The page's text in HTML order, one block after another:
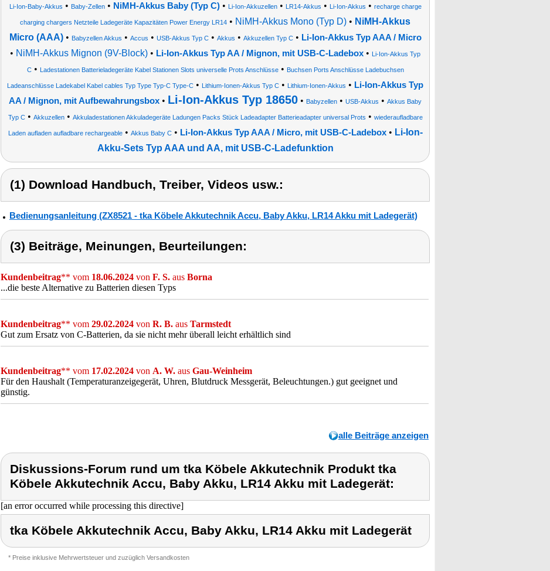
Li-Ion-Baby-Akkus • Baby-Zellen• NiMH-Akkus Baby (Typ C)• Li-Ion-Akkuzellen• LR14-Akkus • Li-Ion-Akkus • recharge charge
charging chargers Netzteile Ladegeräte Kapazitäten Power Energy LR14 • NiMH-Akkus Mono (Typ D) • NiMH-Akkus
Micro (AAA)• Babyzellen Akkus • Accus • USB-Akkus Typ C• Akkus • Akkuzellen Typ C• Li-Ion-Akkus Typ AAA / Micro
• NiMH-Akkus Mignon (9V-Block) • Li-Ion-Akkus Typ AA / Mignon, mit USB-C-Ladebox • Li-Ion-Akkus Typ
C• Ladestationen Batterieladegeräte Kabel Stationen Slots universelle Prots Anschlüsse• Buchsen Ports Anschlüsse Ladebuchsen
Ladeanschlüsse Ladekabel Kabel cables Typ Type Typ-C Type-C • Lithium-Ionen-Akkus Typ C • Lithium-Ionen-Akkus • Li-Ion-Akkus Typ
AA / Mignon, mit Aufbewahrungsbox • Li-Ion-Akkus Typ 18650 • Babyzellen • USB-Akkus • Akkus Baby
Typ C• Akkuzellen• Akkuladestationen Akkuladegeräte Ladungen Packs Stück Ladeadapter Batterieadapter universal Prots • wiederaufladbare
Laden aufladen aufladbare rechargeable• Akkus Baby C• Li-Ion-Akkus Typ AAA / Micro, mit USB-C-Ladebox• Li-Ion-
Akku-Sets Typ AAA und AA, mit USB-C-Ladefunktion
(1) Download Handbuch, Treiber, Videos usw.:
Bedienungsanleitung (ZX8521 - tka Köbele Akkutechnik Accu, Baby Akku, LR14 Akku mit Ladegerät)
(3) Beiträge, Meinungen, Beurteilungen:
Kundenbeitrag** vom 18.06.2024 von F. S. aus Borna
...die beste Alternative zu Batterien diesen Typs
Kundenbeitrag** vom 29.02.2024 von R. B. aus Tarmstedt
Gut zum Ersatz von C-Batterien, da sie nicht mehr überall leicht erhältlich sind
Kundenbeitrag** vom 17.02.2024 von A. W. aus Gau-Weinheim
Für den Haushalt (Temperaturanzeigegerät, Uhren, Blutdruck Messgerät, Beleuchtungen.) gut geeignet und
günstig.
alle Beiträge anzeigen
Diskussions-Forum rund um tka Köbele Akkutechnik Produkt tka
Köbele Akkutechnik Accu, Baby Akku, LR14 Akku mit Ladegerät:
[an error occurred while processing this directive]
tka Köbele Akkutechnik Accu, Baby Akku, LR14 Akku mit Ladegerät
* Preise inklusive Mehrwertsteuer und zuzüglich Versandkosten